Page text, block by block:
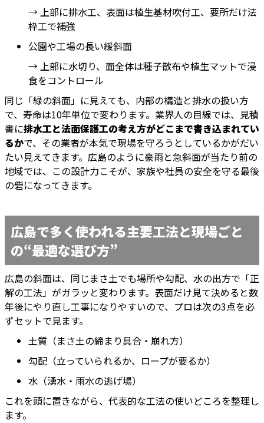
→ 上部に排水工、表面は植生基材吹付工、要所だけ法
枠工で補強
公園や工場の長い緩斜面
→ 上部に水切り、面全体は種子散布や植生マットで浸
食をコントロール
同じ「緑の斜面」に見えても、内部の構造と排水の扱い方
で、寿命は10年単位で変わります。業界人の目線では、見積
書に排水工と法面保護工の考え方がどこまで書き込まれてい
るかで、その業者が本気で現場を守ろうとしているかがだい
たい見えてきます。広島のように豪雨と急斜面が当たり前の
地域では、この設計力こそが、家族や社員の安全を守る最後
の砦になってきます。
広島で多く使われる主要工法と現場ごと
の“最適な選び方”
広島の斜面は、同じまさ土でも場所や勾配、水の出方で「正
解の工法」がガラッと変わります。表面だけ見て決めると数
年後にやり直し工事になりやすいので、プロは次の3点を必
ずセットで見ます。
土質（まさ土の締まり具合・崩れ方）
勾配（立っていられるか、ロープが要るか）
水（湧水・雨水の逃げ場）
これを頭に置きながら、代表的な工法の使いどころを整理し
ます。